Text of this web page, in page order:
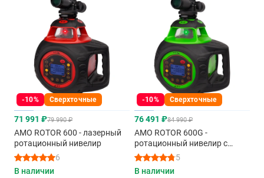
-10% Сверхточные
71 991 ₽79 990 ₽
AMO ROTOR 600 - лазерный
ротационный нивелир
6
В наличии
-10% Сверхточные
76 491 ₽84 990 ₽
AMO ROTOR 600G -
ротационный нивелир с
зеленым лучом
5
В наличии